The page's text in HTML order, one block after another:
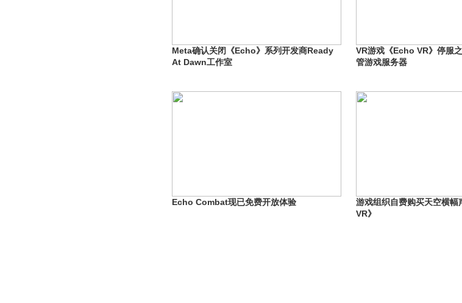
Meta确认关闭《Echo》系列开发商Ready
At Dawn工作室
VR游戏《Echo VR》停服
管游戏服务器
Echo Combat现已免费开放体验
游戏组织自费购买天空横幅
VR》